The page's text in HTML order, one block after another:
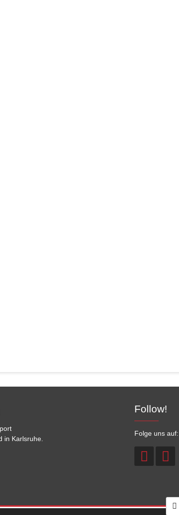
in Karlsruhe.
Follow!
Folge uns auf: